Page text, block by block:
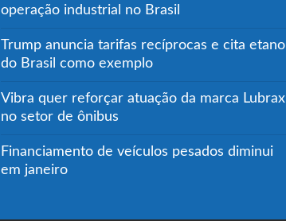
operação industrial no Brasil
Trump anuncia tarifas recíprocas e cita etanol
do Brasil como exemplo
Vibra quer reforçar atuação da marca Lubrax
no setor de ônibus
Financiamento de veículos pesados diminui
em janeiro